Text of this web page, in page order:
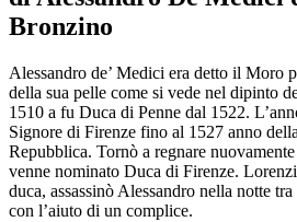
Bronzino
Alessandro de’ Medici era detto il Moro
della sua pelle come si vede nel dipinto
1510 a fu Duca di Penne dal 1522.
Signore di Firenze fino al 1527 anno
Repubblica. Tornò a regnare
venne nominato Duca di Firenze.
duca, assassinò Alessandro nella notte
con l’aiuto di un complice.